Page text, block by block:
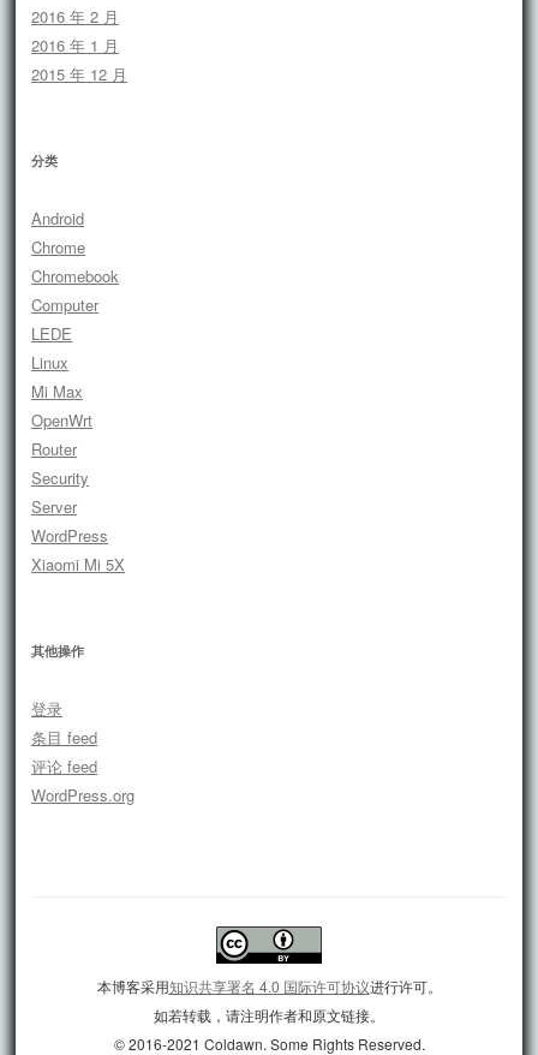
2016 年 2 月
2016 年 1 月
2015 年 12 月
分类
Android
Chrome
Chromebook
Computer
LEDE
Linux
Mi Max
OpenWrt
Router
Security
Server
WordPress
Xiaomi Mi 5X
其他操作
登录
条目 feed
评论 feed
WordPress.org
本博客采用知识共享署名 4.0 国际许可协议进行许可。
如若转载，请注明作者和原文链接。
© 2016-2021 Coldawn. Some Rights Reserved.